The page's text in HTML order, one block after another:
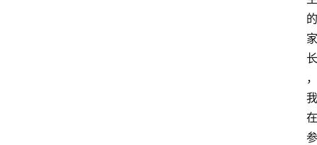
的
家
长
，
我
在
参